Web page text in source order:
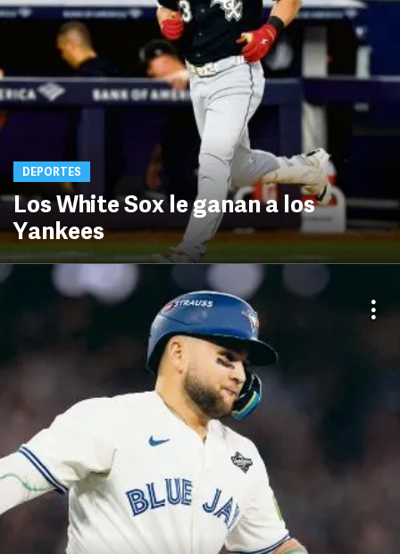
DEPORTES
Los White Sox le ganan a los
Yankees